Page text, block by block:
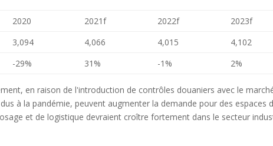
2020 2021f 2022f
2023f
3,094 4,066 4,015
4,102
-29% 31% -1% 2%
en raison de l'introduction de contrôles douaniers avec le
à la pandémie, peuvent augmenter la demande pour des espaces
et de logistique devraient croître fortement dans le secteur